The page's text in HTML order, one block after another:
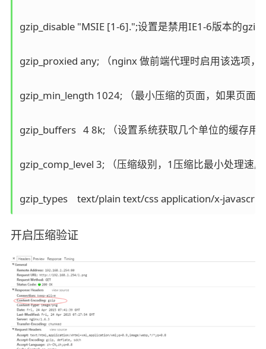
gzip_disable "MSIE [1-6].";设置是禁用IE1-6版本的gzip
gzip_proxied any; （nginx 做前端代理时启用该选项
gzip_min_length 1024; （最小压缩的页面，如果页面
gzip_buffers   4 8k; （设置系统获取几个单位的缓存
gzip_comp_level 3; （压缩级别，1压缩比最小处理速
gzip_types    text/plain text/css application/x-
开启压缩验证